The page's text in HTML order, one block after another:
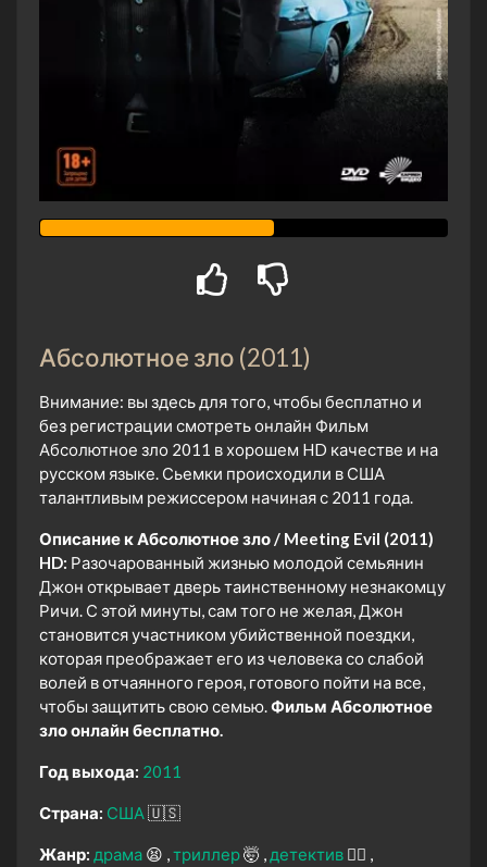
Абсолютное зло (2011)
Внимание: вы здесь для того, чтобы бесплатно и
без регистрации смотреть онлайн Фильм
Абсолютное зло 2011 в хорошем HD качестве и на
русском языке. Сьемки происходили в США
талантливым режиссером начиная с 2011 года.
Описание к Абсолютное зло / Meeting Evil (2011)
HD: Разочарованный жизнью молодой семьянин
Джон открывает дверь таинственному незнакомцу
Ричи. С этой минуты, сам того не желая, Джон
становится участником убийственной поездки,
которая преображает его из человека со слабой
волей в отчаянного героя, готового пойти на все,
чтобы защитить свою семью. Фильм Абсолютное
зло онлайн бесплатно.
Год выхода: 2011
Страна: США 🇺🇸
Жанр: драма 😫 триллер🤯 детектив 🕵️‍♂️